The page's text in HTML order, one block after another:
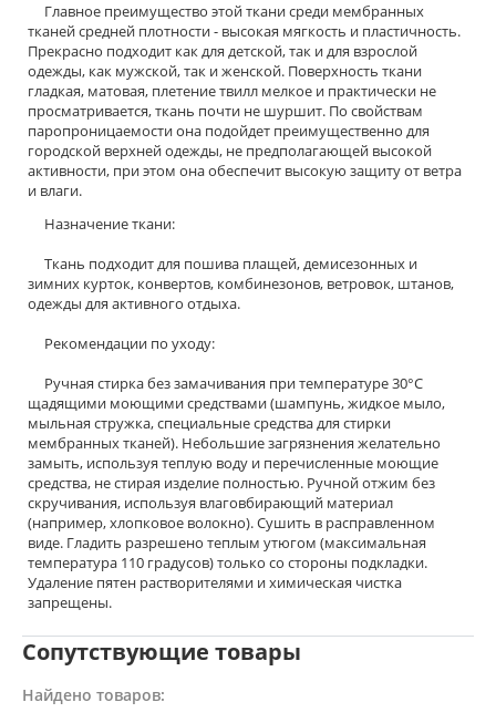
Главное преимущество этой ткани среди мембранных
тканей средней плотности - высокая мягкость и пластичность.
Прекрасно подходит как для детской, так и для взрослой
одежды, как мужской, так и женской. Поверхность ткани
гладкая, матовая, плетение твилл мелкое и практически не
просматривается, ткань почти не шуршит. По свойствам
паропроницаемости она подойдет преимущественно для
городской верхней одежды, не предполагающей высокой
активности, при этом она обеспечит высокую защиту от ветра
и влаги.
Назначение ткани:
Ткань подходит для пошива плащей, демисезонных и
зимних курток, конвертов, комбинезонов, ветровок, штанов,
одежды для активного отдыха.
Рекомендации по уходу:
Ручная стирка без замачивания при температуре 30°С
щадящими моющими средствами (шампунь, жидкое мыло,
мыльная стружка, специальные средства для стирки
мембранных тканей). Небольшие загрязнения желательно
замыть, используя теплую воду и перечисленные моющие
средства, не стирая изделие полностью. Ручной отжим без
скручивания, используя влаговбирающий материал
(например, хлопковое волокно). Сушить в расправленном
виде. Гладить разрешено теплым утюгом (максимальная
температура 110 градусов) только со стороны подкладки.
Удаление пятен растворителями и химическая чистка
запрещены.
Сопутствующие товары
Найдено товаров: